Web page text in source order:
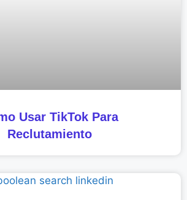
Usar TikTok Para
Reclutamiento